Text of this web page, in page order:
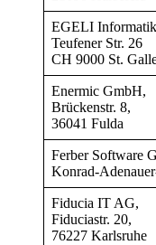
EGELI
Teufener Str. 26
CH 9000 St.
Enermic GmbH,
Brückenstr. 8,
36041 Fulda
Ferber Software
Konrad-
Fiducia IT AG,
Fiduciastr. 20,
76227 Karlsruhe